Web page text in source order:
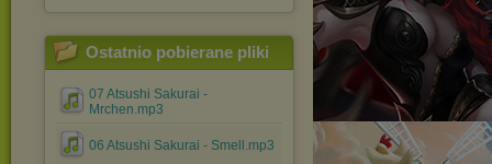
Ostatnio pobierane pliki
07 Atsushi Sakurai -
Mrchen.mp3
06 Atsushi Sakurai - Smell.mp3